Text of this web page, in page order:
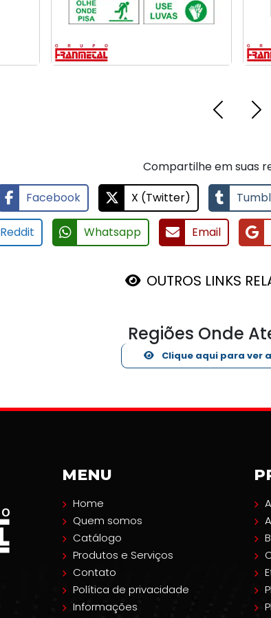
Compartilhe em suas
Facebook
X (Twitter)
Reddit Whatsapp Email
OUTROS LINKS
Regiões Onde
Clique aqui para ver
MENU
Home
Quem somos
Catálogo
Produtos e Serviços
Contato
Política de privacidade
Informações